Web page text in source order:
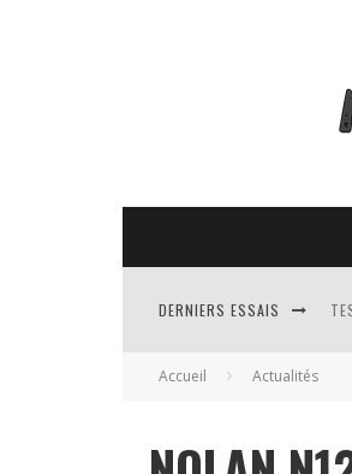
DERNIERS ESSAIS
Accueil Actualités